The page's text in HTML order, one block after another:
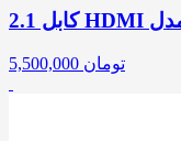
5,500,000 تومان